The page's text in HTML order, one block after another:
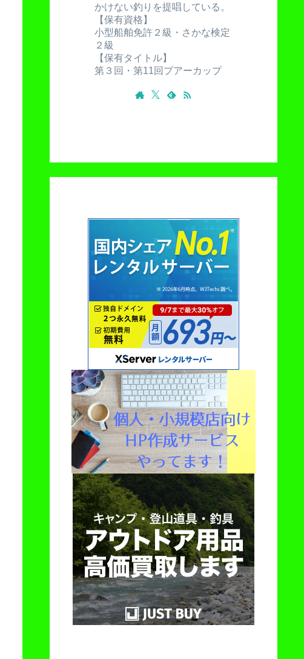
かけない釣りを提唱している。
【保有資格】
小型船舶免許２級・さかな検定
２級
【保有タイトル】
第３回・第11回プアーカップ